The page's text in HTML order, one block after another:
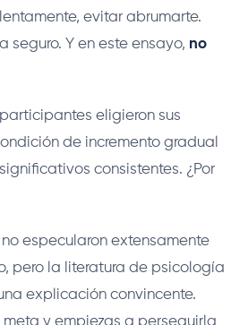
evitar abrumarte.
seguro. Y en este ensayo, no
eligieron sus
de incremento gradual
consistentes. ¿Por
especularon extensamente
pero la literatura de psicología
explicación convincente.
y empiezas a perseguirla